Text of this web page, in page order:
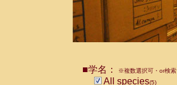
■学名： ※複数選択可・or検索
All species(5)